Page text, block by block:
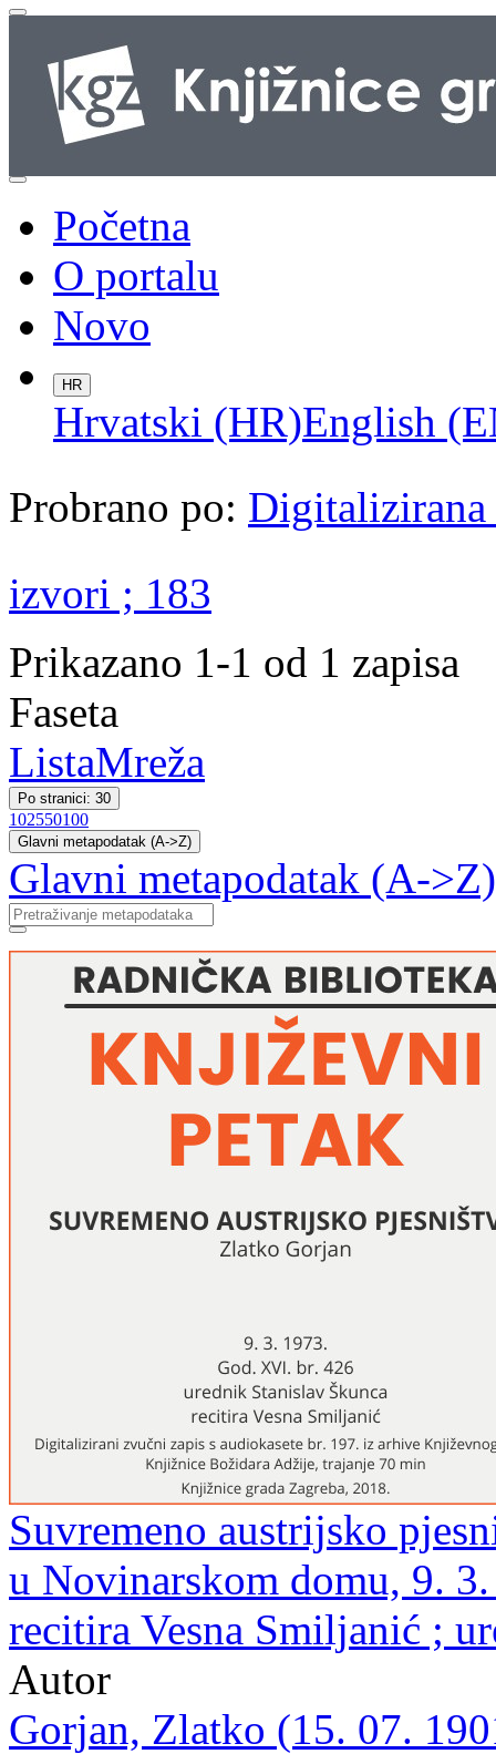
Početna
O portalu
Novo
HR
Hrvatski (HR)English
Probrano po: Digitalizirana
izvori ; 183
Prikazano 1-1 od 1 zapisa
Faseta
ListaMreža
Po stranici: 30
102550100
Glavni metapodatak (A->Z)
Glavni metapodatak (A->Z)
Suvremeno austrijsko
u Novinarskom domu, 9.
recitira Vesna Smiljanić ;
Autor
Gorjan, Zlatko (15. 07.